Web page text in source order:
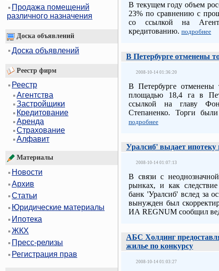
Продажа помещений
различного назначения
Доска объявлений
Доска объявлений
Реестр фирм
Реестр
Агентства
Застройщики
Кредитование
Аренда
Страхование
Алфавит
Материалы
Новости
Архив
Статьи
Юридические материалы
Ипотека
ЖКХ
Пресс-релизы
Регистрация прав
В текущем году объем
23% по сравнению с
со ссылкой на
кредитованию. подробнее
В Петербурге отменены
2008-10-14 01:36:20
В Петербурге отменены
площадью 18,4 га в
ссылкой на главу
Степаненко. Торги
подробнее
Уралсиб' выдает ипотеку
2008-10-14 01:07:13
В связи с
рынках, и как
банк 'Уралсиб' вслед за
вынужден был
ИА REGNUM сообщил
АБС Холдинг
жилье по конкурсу
2008-10-14 01:03:27